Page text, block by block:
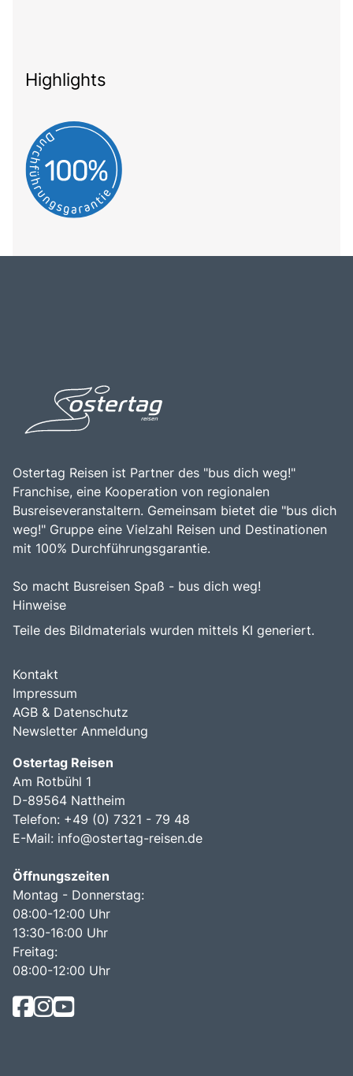
Highlights
Ostertag Reisen ist Partner des "bus dich weg!"
Franchise, eine Kooperation von regionalen
Busreiseveranstaltern. Gemeinsam bietet die "bus dich
weg!" Gruppe eine Vielzahl Reisen und Destinationen
mit 100% Durchführungsgarantie.
So macht Busreisen Spaß - bus dich weg!
Hinweise
Teile des Bildmaterials wurden mittels KI generiert.
Kontakt
Impressum
AGB & Datenschutz
Newsletter Anmeldung
Ostertag Reisen
Am Rotbühl 1
D-89564 Nattheim
Telefon: +49 (0) 7321 - 79 48
E-Mail: info@ostertag-reisen.de
Öffnungszeiten
Montag - Donnerstag:
08:00-12:00 Uhr
13:30-16:00 Uhr
Freitag:
08:00-12:00 Uhr